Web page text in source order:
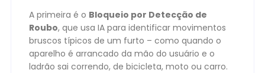
A primeira é o Bloqueio por Detecção de
Roubo, que usa IA para identificar movimentos
bruscos típicos de um furto – como quando o
aparelho é arrancado da mão do usuário e o
ladrão sai correndo, de bicicleta, moto ou carro.